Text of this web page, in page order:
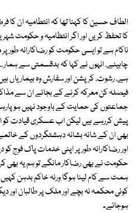
الطاف حسین کا کہنا تھا کہ انتطامیہ ان
کا تحفظ کریں اور اگر انتظامیہ و حکومت
ناکام ہے تو ایسی حکومت کو رضاکارانہ طور پر
چاہیئے، انہوں نے کہا کہ بدقسمتی سے
ہے، رشوت، کرپشن اور سفارش وہ
فیصلہ کن معرکہ کرنے کے بجائے ان سے
جماعتوں کی حمایت کے باوجود نہیں
پیش کررہے ہیں لیکن اب عسکری قیادت کو
بھی ان کے شانہ بشانہ دہشتگردوں کے
اور رضاکارانہ طور پر اپنی خدمات پاک فوج
حکومت نے بھی رضاکار مانگے تو ہم یہ بھی
ہمت سے کام لینا ہوگا ورنہ خاکم بدہن کہیں
کوئی محکمہ نہ بچے اور ملک پر طالبان اور
ہوجائے۔